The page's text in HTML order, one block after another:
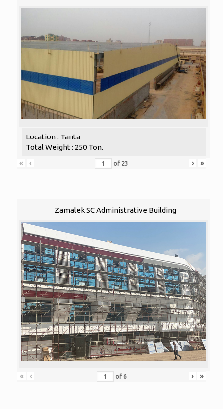
Location : Tanta
Total Weight : 250 Ton.
«
‹ of 23 › »
Zamalek SC Administrative Building
« ‹ of 6 › »